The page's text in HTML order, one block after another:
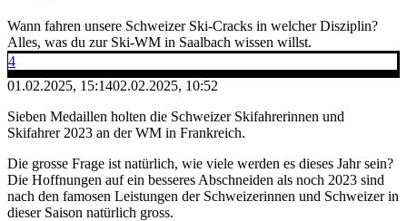
Wann fahren unsere Schweizer Ski-Cracks in welcher Disziplin?
Alles, was du zur Ski-WM in Saalbach wissen willst.
4
01.02.2025, 15:1402.02.2025, 10:52
Sieben Medaillen holten die Schweizer Skifahrerinnen und
Skifahrer 2023 an der WM in Frankreich.
Die grosse Frage ist natürlich, wie viele werden es dieses Jahr sein?
Die Hoffnungen auf ein besseres Abschneiden als noch 2023 sind
nach den famosen Leistungen der Schweizerinnen und Schweizer in
dieser Saison natürlich gross.